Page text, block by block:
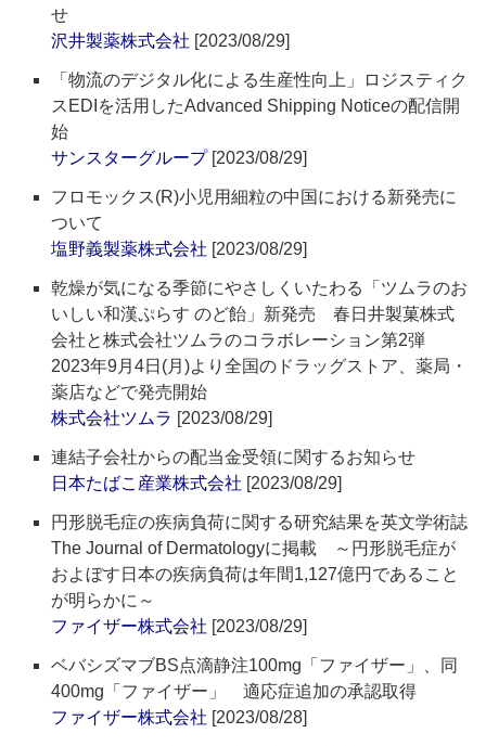
せ
沢井製薬株式会社 [2023/08/29]
「物流のデジタル化による生産性向上」ロジスティク
スEDIを活用したAdvanced Shipping Noticeの配信開
始
サンスターグループ[2023/08/29]
フロモックス(R)小児用細粒の中国における新発売に
ついて
塩野義製薬株式会社 [2023/08/29]
乾燥が気になる季節にやさしくいたわる「ツムラのお
いしい和漢ぷらす のど飴」新発売 春日井製菓株式
会社と株式会社ツムラのコラボレーション第2弾
2023年9月4日(月)より全国のドラッグストア、薬局・
薬店などで発売開始
株式会社ツムラ [2023/08/29]
連結子会社からの配当金受領に関するお知らせ
日本たばこ産業株式会社 [2023/08/29]
円形脱毛症の疾病負荷に関する研究結果を英文学術誌
The Journal of Dermatologyに掲載 ～円形脱毛症が
およぼす日本の疾病負荷は年間1,127億円であること
が明らかに～
ファイザー株式会社 [2023/08/29]
ベバシズマブBS点滴静注100mg「ファイザー」、同
400mg「ファイザー」 適応症追加の承認取得
ファイザー株式会社 [2023/08/28]